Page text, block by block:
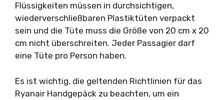
Flüssigkeiten müssen in durchsichtigen,
wiederverschließbaren Plastiktüten verpackt
sein und die Tüte muss die Größe von 20 cm x 20
cm nicht überschreiten. Jeder Passagier darf
eine Tüte pro Person haben.
Es ist wichtig, die geltenden Richtlinien für das
Ryanair Handgepäck zu beachten, um ein